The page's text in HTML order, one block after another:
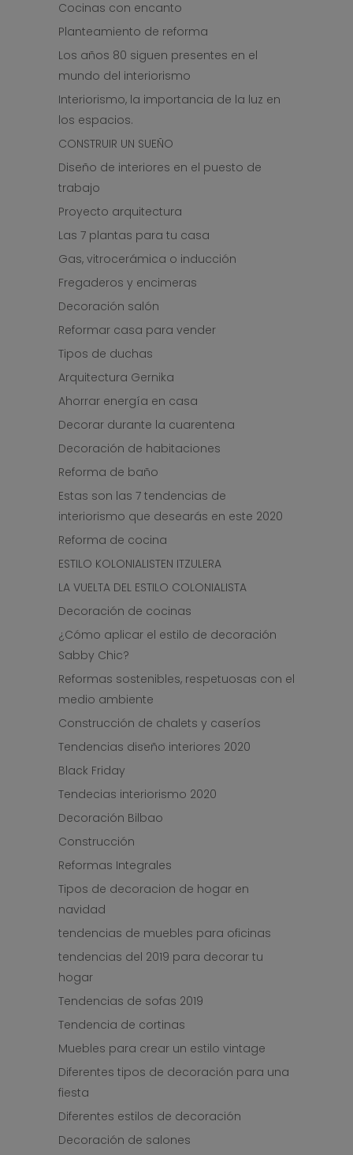
Cocinas con encanto
Planteamiento de reforma
Los años 80 siguen presentes en el
mundo del interiorismo
Interiorismo, la importancia de la luz en
los espacios.
CONSTRUIR UN SUEÑO
Diseño de interiores en el puesto de
trabajo
Proyecto arquitectura
Las 7 plantas para tu casa
Gas, vitrocerámica o inducción
Fregaderos y encimeras
Decoración salón
Reformar casa para vender
Tipos de duchas
Arquitectura Gernika
Ahorrar energía en casa
Decorar durante la cuarentena
Decoración de habitaciones
Reforma de baño
Estas son las 7 tendencias de
interiorismo que desearás en este 2020
Reforma de cocina
ESTILO KOLONIALISTEN ITZULERA
LA VUELTA DEL ESTILO COLONIALISTA
Decoración de cocinas
¿Cómo aplicar el estilo de decoración
Sabby Chic?
Reformas sostenibles, respetuosas con el
medio ambiente
Construcción de chalets y caseríos
Tendencias diseño interiores 2020
Black Friday
Tendecias interiorismo 2020
Decoración Bilbao
Construcción
Reformas Integrales
Tipos de decoracion de hogar en
navidad
tendencias de muebles para oficinas
tendencias del 2019 para decorar tu
hogar
Tendencias de sofas 2019
Tendencia de cortinas
Muebles para crear un estilo vintage
Diferentes tipos de decoración para una
fiesta
Diferentes estilos de decoración
Decoración de salones